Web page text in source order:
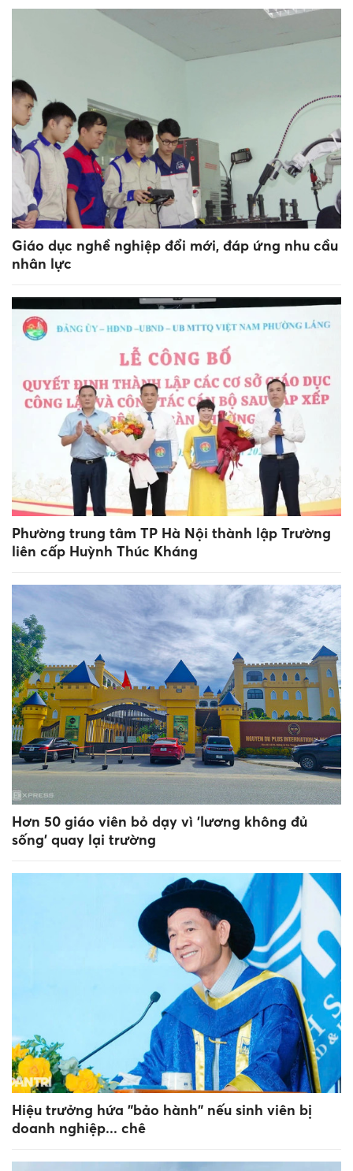
Giáo dục nghề nghiệp đổi mới, đáp ứng nhu cầu
nhân lực
Phường trung tâm TP Hà Nội thành lập Trường
liên cấp Huỳnh Thúc Kháng
Hơn 50 giáo viên bỏ dạy vì 'lương không đủ
sống' quay lại trường
Hiệu trưởng hứa "bảo hành" nếu sinh viên bị
doanh nghiệp... chê